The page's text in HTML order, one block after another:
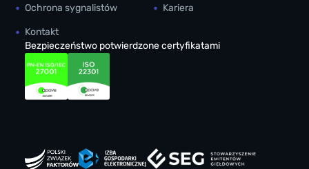
Ochrona sygnalistów Kariera
Kontakt
Bezpieczeństwo potwierdzone certyfikatami